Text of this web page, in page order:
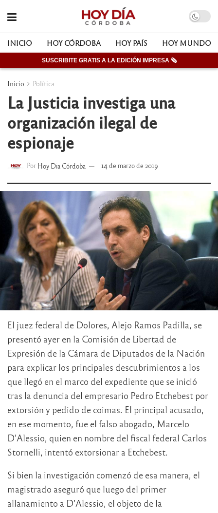
INICIO HOY CÓRDOBA HOY PAÍS HOY MUNDO
SUSCRIBITE GRATIS A LA EDICIÓN IMPRESA 🗞
Inicio Política
La Justicia investiga una
organización ilegal de
espionaje
Por Hoy Dia Córdoba 14 de marzo de 2019
El juez federal de Dolores, Alejo Ramos Padilla, se
presentó ayer en la Comisión de Libertad de
Expresión de la Cámara de Diputados de la Nación
para explicar los principales descubrimientos a los
que llegó en el marco del expediente que se inició
tras la denuncia del empresario Pedro Etchebest por
extorsión y pedido de coimas. El principal acusado,
en ese momento, fue el falso abogado, Marcelo
D’Alessio, quien en nombre del fiscal federal Carlos
Stornelli, intentó extorsionar a Etchebest.
Si bien la investigación comenzó de esa manera, el
magistrado aseguró que luego del primer
allanamiento a D’Alessio, el objeto de la